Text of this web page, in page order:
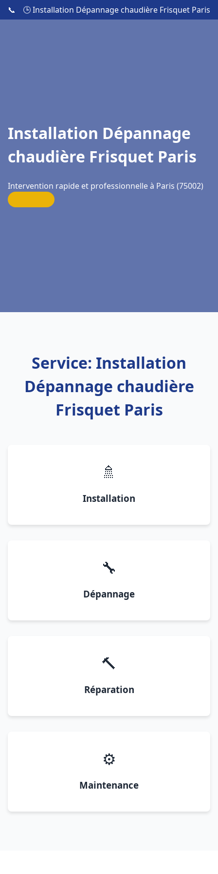
📞 🕒 Installation Dépannage chaudière Frisquet Paris
Installation Dépannage
chaudière Frisquet Paris
Intervention rapide et professionnelle à Paris (75002)
Service: Installation
Dépannage chaudière
Frisquet Paris
🚿
Installation
🔧
Dépannage
🔨
Réparation
⚙️
Maintenance